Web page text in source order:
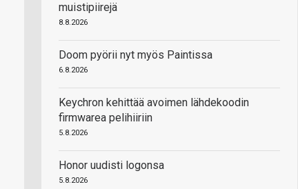
muistipiirejä
8.8.2026
Doom pyörii nyt myös Paintissa
6.8.2026
Keychron kehittää avoimen lähdekoodin
firmwarea pelihiiriin
5.8.2026
Honor uudisti logonsa
5.8.2026